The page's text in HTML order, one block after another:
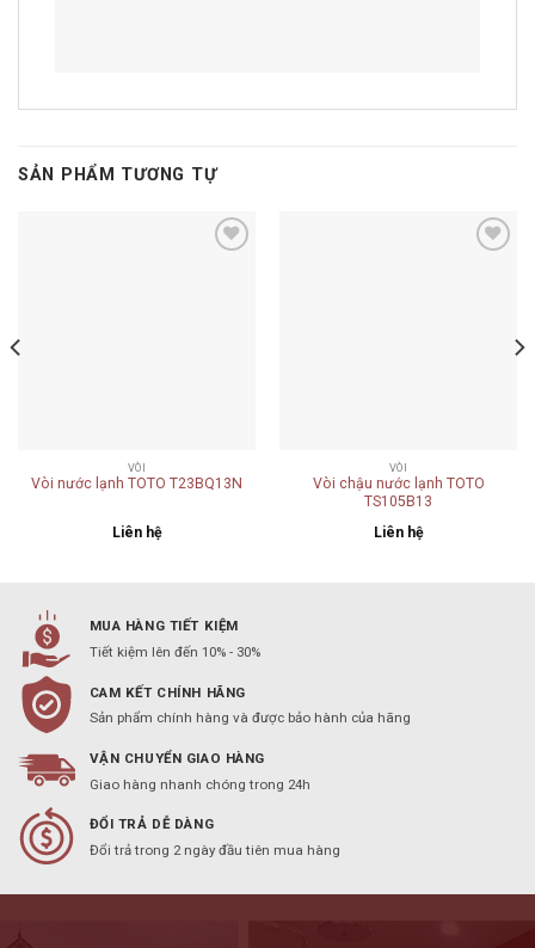
SẢN PHẨM TƯƠNG TỰ
VÒI
Vòi nước lạnh TOTO T23BQ13N
Liên hệ
VÒI
Vòi chậu nước lạnh TOTO
TS105B13
Liên hệ
MUA HÀNG TIẾT KIỆM
Tiết kiệm lên đến 10% - 30%
CAM KẾT CHÍNH HÃNG
Sản phẩm chính hàng và được bảo hành của hãng
VẬN CHUYỂN GIAO HÀNG
Giao hàng nhanh chóng trong 24h
ĐỔI TRẢ DỄ DÀNG
Đổi trả trong 2 ngày đầu tiên mua hàng